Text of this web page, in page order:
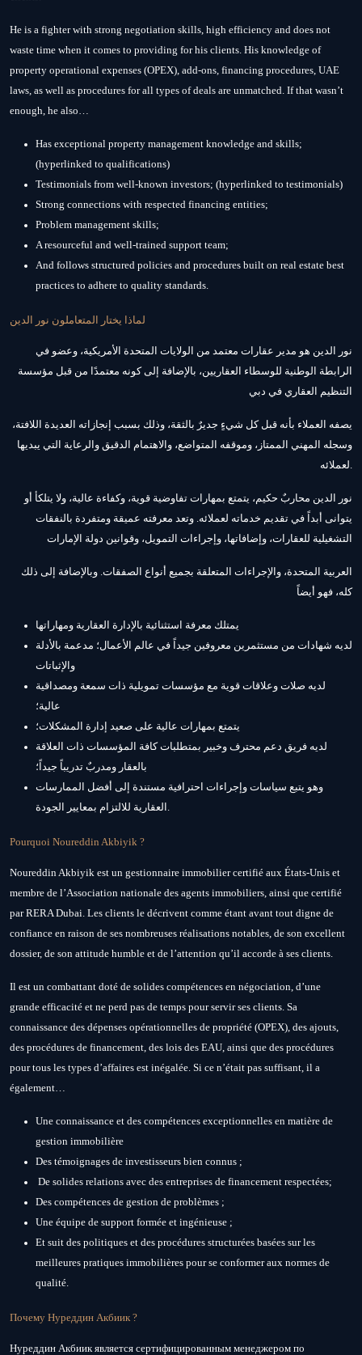
He is a fighter with strong negotiation skills, high efficiency and does not
waste time when it comes to providing for his clients. His knowledge of
property operational expenses (OPEX), add-ons, financing procedures, UAE
laws, as well as procedures for all types of deals are unmatched. If that wasn’t
enough, he also…
Has exceptional property management knowledge and skills;
(hyperlinked to qualifications)
Testimonials from well-known investors; (hyperlinked to testimonials)
Strong connections with respected financing entities;
Problem management skills;
A resourceful and well-trained support team;
And follows structured policies and procedures built on real estate best
practices to adhere to quality standards.
لماذا يختار المتعاملون نور الدين
نور الدين هو مدير عقارات معتمد من الولايات المتحدة الأمريكية، وعضو في
الرابطة الوطنية للوسطاء العقاريين، بالإضافة إلى كونه معتمدًا من قبل مؤسسة
التنظيم العقاري في دبي
يصفه العملاء بأنه قبل كل شيءٍ جديرٌ بالثقة، وذلك بسبب إنجازاته العديدة اللافتة،
وسجله المهني الممتاز، وموقفه المتواضع، والاهتمام الدقيق والرعاية التي يبديها
لعملائه.
نور الدين محاربٌ حكيم، يتمتع بمهارات تفاوضية قوية، وكفاءة عالية، ولا يتلكأ أو
يتوانى أبداً في تقديم خدماته لعملائه. وتعد معرفته عميقة ومتفردة بالنفقات
التشغيلية للعقارات، وإضافاتها، وإجراءات التمويل، وقوانين دولة الإمارات
العربية المتحدة، والإجراءات المتعلقة بجميع أنواع الصفقات. وبالإضافة إلى ذلك
كله، فهو أيضاً
يمتلك معرفة استثنائية بالإدارة العقارية ومهاراتها
لديه شهادات من مستثمرين معروفين جيداً في عالم الأعمال؛ مدعمة بالأدلة
والإثباتات
لديه صلات وعلاقات قوية مع مؤسسات تمويلية ذات سمعة ومصداقية
عالية؛
يتمتع بمهارات عالية على صعيد إدارة المشكلات؛
لديه فريق دعم محترف وخبير بمتطلبات كافة المؤسسات ذات العلاقة
بالعقار ومدربٌ تدريباً جيداً؛
وهو يتبع سياسات وإجراءات احترافية مستندة إلى أفضل الممارسات
العقارية للالتزام بمعايير الجودة.
Pourquoi Noureddin Akbiyik ?
Noureddin Akbiyik est un gestionnaire immobilier certifié aux États-Unis et
membre de l’Association nationale des agents immobiliers, ainsi que certifié
par RERA Dubai. Les clients le décrivent comme étant avant tout digne de
confiance en raison de ses nombreuses réalisations notables, de son excellent
dossier, de son attitude humble et de l’attention qu’il accorde à ses clients.
Il est un combattant doté de solides compétences en négociation, d’une
grande efficacité et ne perd pas de temps pour servir ses clients. Sa
connaissance des dépenses opérationnelles de propriété (OPEX), des ajouts,
des procédures de financement, des lois des EAU, ainsi que des procédures
pour tous les types d’affaires est inégalée. Si ce n’était pas suffisant, il a
également…
Une connaissance et des compétences exceptionnelles en matière de
gestion immobilière
Des témoignages de investisseurs bien connus ;
De solides relations avec des entreprises de financement respectées;
Des compétences de gestion de problèmes ;
Une équipe de support formée et ingénieuse ;
Et suit des politiques et des procédures structurées basées sur les
meilleures pratiques immobilières pour se conformer aux normes de
qualité.
Почему Нуреддин Акбиик ?
Нуреддин Акбиик является сертифицированным менеджером по